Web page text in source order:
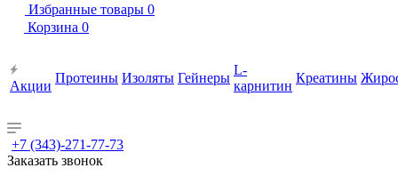
Избранные товары 0
Корзина 0
Акции
Протеины Изоляты Гейнеры
L-
карнитин
Креатины
+7 (343)-271-77-73
Заказать звонок